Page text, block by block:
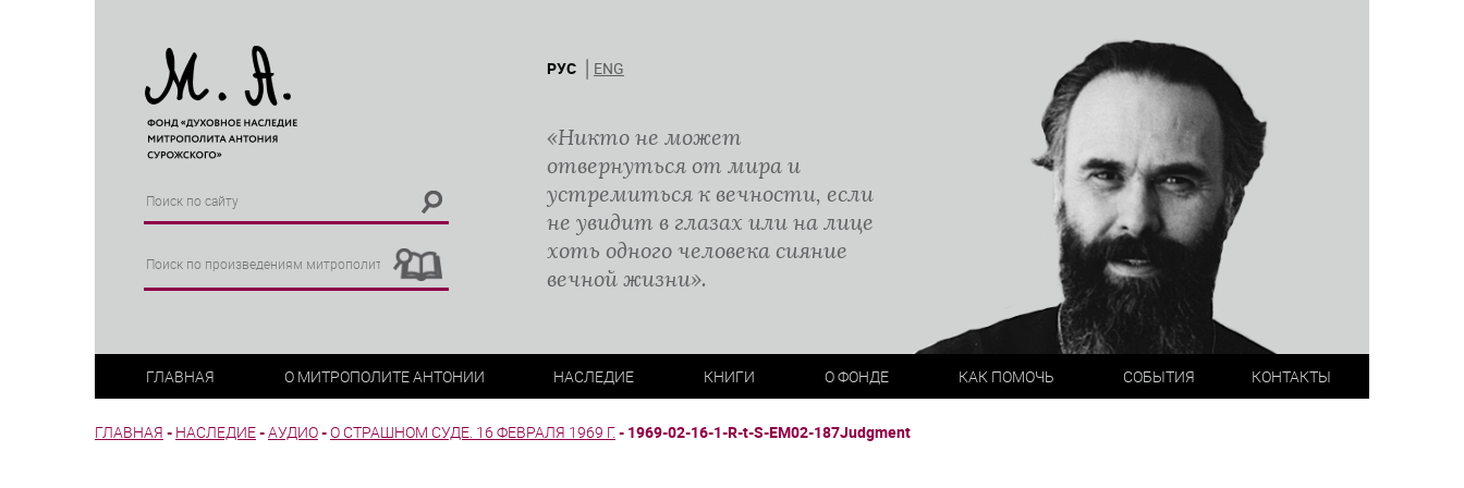
РУС ENG
«Никто не может
отвернуться от мира и
устремиться к вечности, если
не увидит в глазах или на лице
хоть одного человека сияние
вечной жизни».
ГЛАВНАЯ О МИТРОПОЛИТЕ АНТОНИИ НАСЛЕДИЕ КНИГИ О ФОНДЕ КАК ПОМОЧЬ СОБЫТИЯ КОНТАКТЫ
ГЛАВНАЯ - НАСЛЕДИЕ-АУДИО-О СТРАШНОМ СУДЕ. 16 ФЕВРАЛЯ 1969 Г.- 1969-02-16-1-R-t-S-EM02-187Judgment